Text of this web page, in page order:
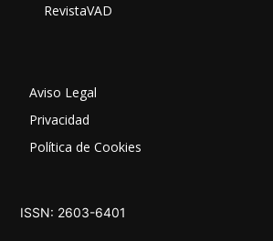
RevistaVAD
Aviso Legal
Privacidad
Política de Cookies
ISSN: 2603-6401